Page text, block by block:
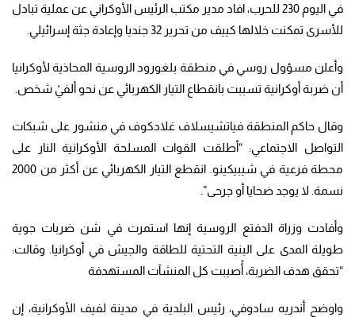
في اليوم 230 للحرب، افاد مدير مكتب الرئيس الأوكراني عن عملية تبادل
للأسرى تمكنت خلالها كييف من تحرير 32 جنديا وإعادة جثة إسرائيلي.
وأعلن مسؤول روسي في منطقة بلغورود الروسية المحاذية لأوكرانيا
أن ضربة أوكرانية تسببت بانقطاع التيار الكهربائي عن نحو ألفيْ شخص.
وقال حاكم المنطقة فياتشيسلاف غلادكوف في منشور على شبكات
التواصل الاجتماعي: “أطلقت القوات المسلحة الأوكرانية النار على
محطة فرعية في شيبيكينو. انقطع التيار الكهربائي عن أكثر من 2000
نسمة. لا يوجد ضحايا أو جرحى”.
وأفادت وزراة الدفتع الروسية إنها استمرت في شن ضربات جوية
طويلة المدى على البنية التحتية للطاقة والجيش في أوكرانيا. وقالت:
“تحقق هدف الضربة، أُصيبت كل المنشآت المستهدفة
واوضح أندريه سادوفي، رئيس البلدية في مدينة لفيف الأوكرانية، إن